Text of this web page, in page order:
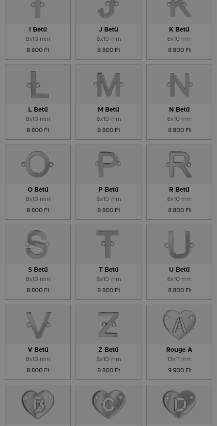
I Betű
8x10 mm
8 800 Ft
J Betű
8x10 mm
8 800 Ft
K Betű
8x10 mm
8 800 Ft
L Betű
8x10 mm
8 800 Ft
M Betű
8x10 mm
8 800 Ft
N Betű
8x10 mm
8 800 Ft
O Betű
8x10 mm
8 800 Ft
P Betű
8x10 mm
8 800 Ft
R Betű
8x10 mm
8 800 Ft
S Betű
8x10 mm
8 800 Ft
T Betű
8x10 mm
8 800 Ft
U Betű
8x10 mm
8 800 Ft
V Betű
8x10 mm
8 800 Ft
Z Betű
8x10 mm
8 800 Ft
Rouge A
13x11 mm
9 900 Ft